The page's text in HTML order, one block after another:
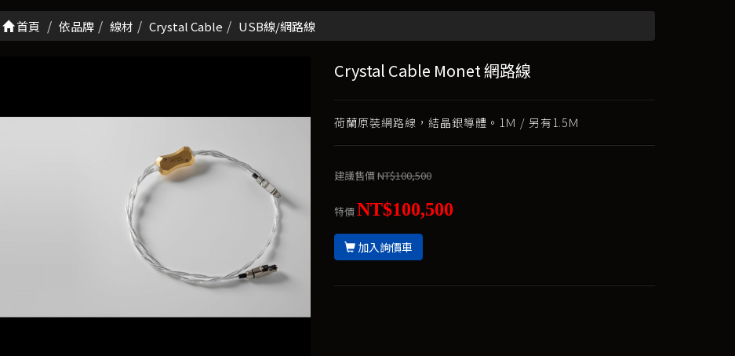
首頁 依品牌 線材 Crystal Cable USB線/網路線
Crystal Cable Monet 網路線
荷蘭原裝網路線，結晶銀導體。1Ｍ / 另有1.5Ｍ
建議售價NT$100,500
特價NT$100,500
加入詢價車